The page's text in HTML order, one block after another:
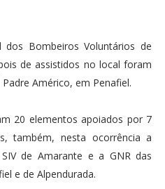
dos Bombeiros Voluntários de
de assistidos no local foram
Américo, em Penafiel.
20 elementos apoiados por 7
também, nesta ocorrência a
de Amarante e a GNR das
e de Alpendurada.